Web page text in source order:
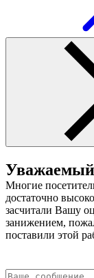
Многие
достаточно
засчитали Вашу
занижением,
поставили этой